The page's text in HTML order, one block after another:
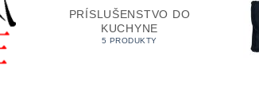
PRÍSLUŠENSTVO DO
KUCHYNE
5 PRODUKTY